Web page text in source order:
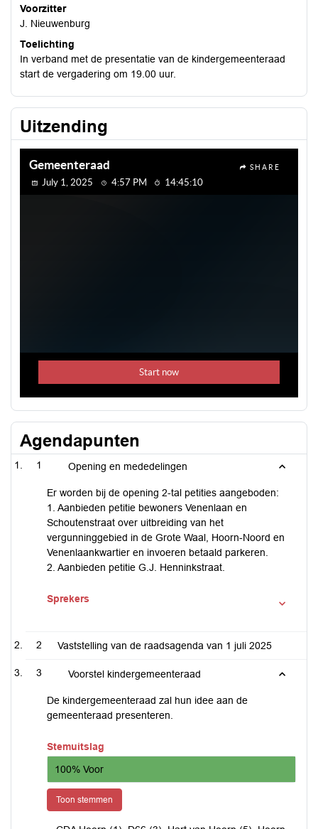
Voorzitter
J. Nieuwenburg
Toelichting
In verband met de presentatie van de kindergemeenteraad
start de vergadering om 19.00 uur.
Uitzending
Agendapunten
1 Opening en mededelingen
Er worden bij de opening 2-tal petities aangeboden:
1. Aanbieden petitie bewoners Venenlaan en
Schoutenstraat over uitbreiding van het
vergunninggebied in de Grote Waal, Hoorn-Noord en
Venenlaankwartier en invoeren betaald parkeren.
2. Aanbieden petitie G.J. Henninkstraat.
Sprekers
2 Vaststelling van de raadsagenda van 1 juli 2025
3 Voorstel kindergemeenteraad
De kindergemeenteraad zal hun idee aan de
gemeenteraad presenteren.
Stemuitslag
100% Voor
Toon stemmen